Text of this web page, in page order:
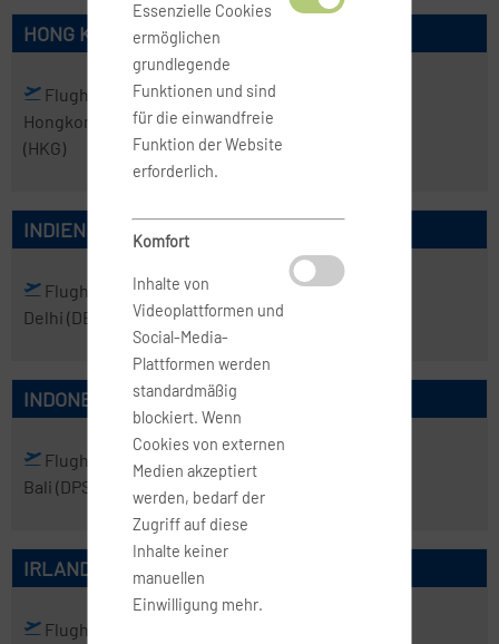
HONG KONG
Flughafen
Hongkong
(HKG)
INDIEN
Flughafen
Delhi (DEL)
Flughafen
Mumbai(BOM)
INDONESIEN
Flughafen
Bali (DPS)
Flughafen
Jakarta
(CGK)
IRLAND
Flughafen
Essenzielle Cookies
ermöglichen
grundlegende
Funktionen und sind
für die einwandfreie
Funktion der Website
erforderlich.
Komfort
Inhalte von
Videoplattformen und
Social-Media-
Plattformen werden
standardmäßig
blockiert. Wenn
Cookies von externen
Medien akzeptiert
werden, bedarf der
Zugriff auf diese
Inhalte keiner
manuellen
Einwilligung mehr.